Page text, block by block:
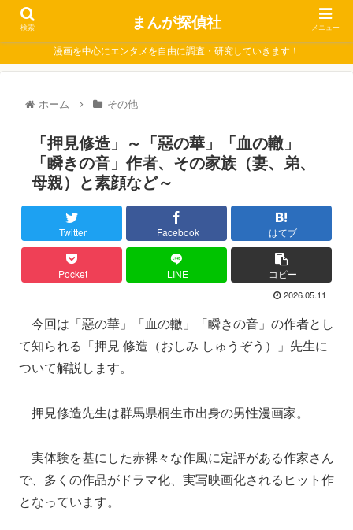
漫画を中心にエンタメを自由に調査・研究していきます！
ホーム その他
「押見修造」～「惡の華」「血の轍」
「瞬きの音」作者、その家族（妻、弟、
母親）と素顔など～
Twitter Facebook はてブ
Pocket LINE コピー
2026.05.11
今回は「惡の華」「血の轍」「瞬きの音」の作者とし
て知られる「押見 修造（おしみ しゅうぞう）」先生に
ついて解説します。
押見修造先生は群馬県桐生市出身の男性漫画家。
実体験を基にした赤裸々な作風に定評がある作家さん
で、多くの作品がドラマ化、実写映画化されるヒット作
となっています。
検索 まんが探偵社 メニュー